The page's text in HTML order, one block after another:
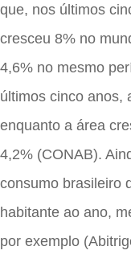
que, nos últimos
cresceu 8% no
4,6% no mesmo
últimos cinco anos,
enquanto a área
4,2% (CONAB).
consumo brasileiro
habitante ao ano,
por exemplo